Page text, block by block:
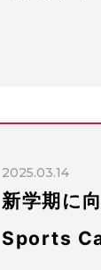
2025.03.14
新学期に
Sports